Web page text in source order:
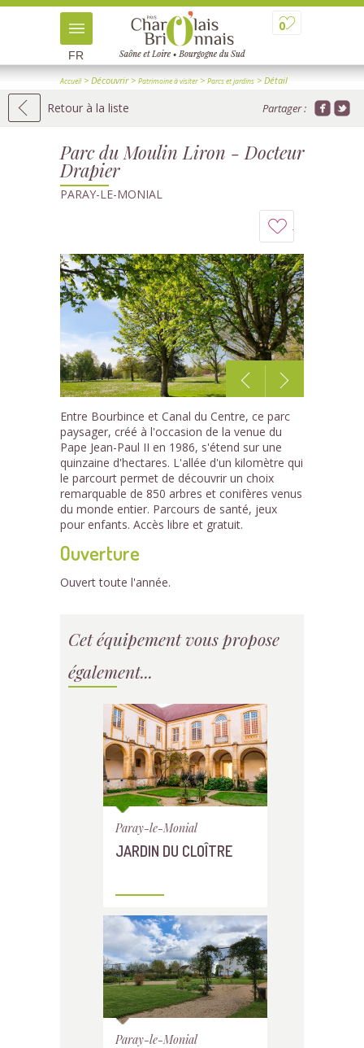
0
FR
Accueil> Découvrir> Patrimoine à visiter> Parcs et jardins > Détail
Retour à la liste Partager :
Parc du Moulin Liron - Docteur
Drapier
PARAY-LE-MONIAL
à
mon
carnet
1 /6
Entre Bourbince et Canal du Centre, ce parc
paysager, créé à l'occasion de la venue du
Pape Jean-Paul II en 1986, s'étend sur une
quinzaine d'hectares. L'allée d'un kilomètre qui
le parcourt permet de découvrir un choix
remarquable de 850 arbres et conifères venus
du monde entier. Parcours de santé, jeux
pour enfants. Accès libre et gratuit.
Ouverture
Ouvert toute l'année.
Cet équipement vous propose
également...
Paray-le-Monial
JARDIN DU CLOÎTRE
Paray-le-Monial